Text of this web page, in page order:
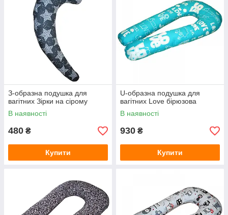
З-образна подушка для
вагітних Зірки на сірому
В наявності
480 ₴
Купити
U-образна подушка для
вагітних Love бірюзова
В наявності
930 ₴
Купити